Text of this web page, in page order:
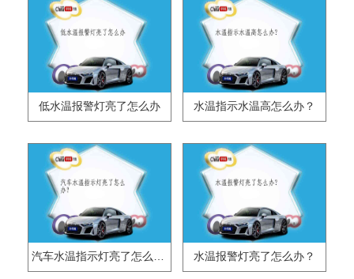
低水温报警灯亮了怎么办 水温指示水温高怎么办？
水温报警灯亮了怎么办？